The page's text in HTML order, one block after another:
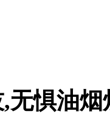
无惧油烟